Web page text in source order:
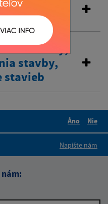
stavby,
stavby,
stavieb
Áno
Nie
Napíšte nám